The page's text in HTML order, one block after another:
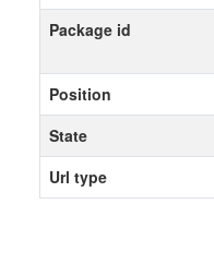
Package id
Position
State
Url type